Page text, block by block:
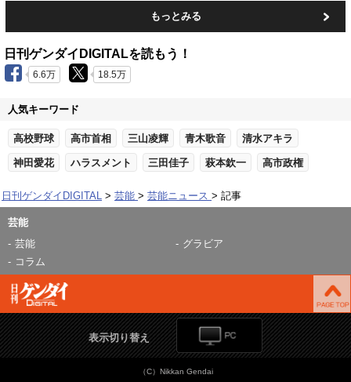
もっとみる
日刊ゲンダイDIGITALを読もう！
6.6万 18.5万
人気キーワード
高校野球 高市首相 三山凌輝 青木歌音 清水アキラ
神田愛花 ハラスメント 三田佳子 萩本欽一 高市政権
日刊ゲンダイDIGITAL 芸能 芸能ニュース 記事
芸能
芸能
グラビア
コラム
表示切り替え
（C）Nikkan Gendai